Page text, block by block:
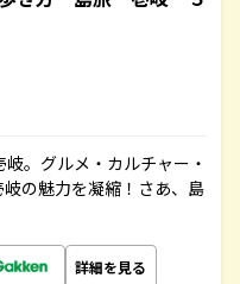
。グルメ・カルチャー・
の魅力を凝縮！さあ、島
詳細を見る